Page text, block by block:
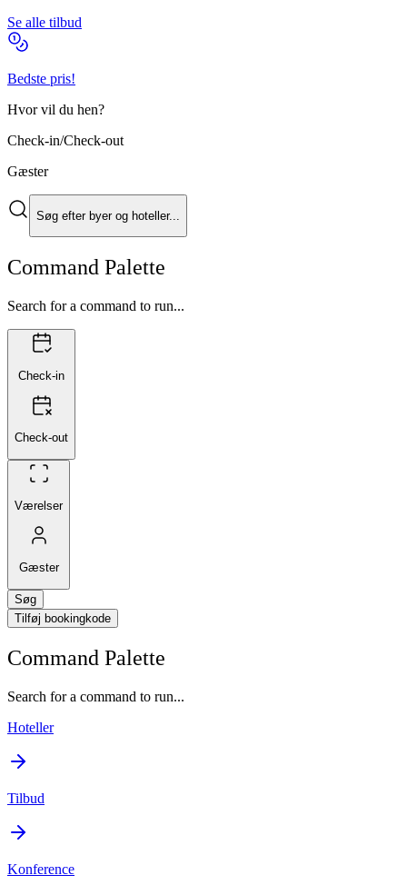
Se alle tilbud
Bedste pris!
Hvor vil du hen?
Check-in/Check-out
Gæster
Søg efter byer og hoteller...
Command Palette
Search for a command to run...
Check-in
Check-out
Værelser
Gæster
Søg
Tilføj bookingkode
Command Palette
Search for a command to run...
Hoteller
Tilbud
Konference